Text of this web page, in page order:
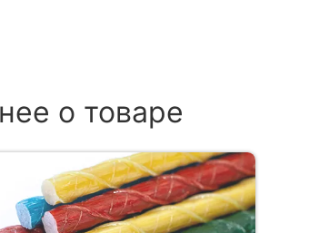
о товаре